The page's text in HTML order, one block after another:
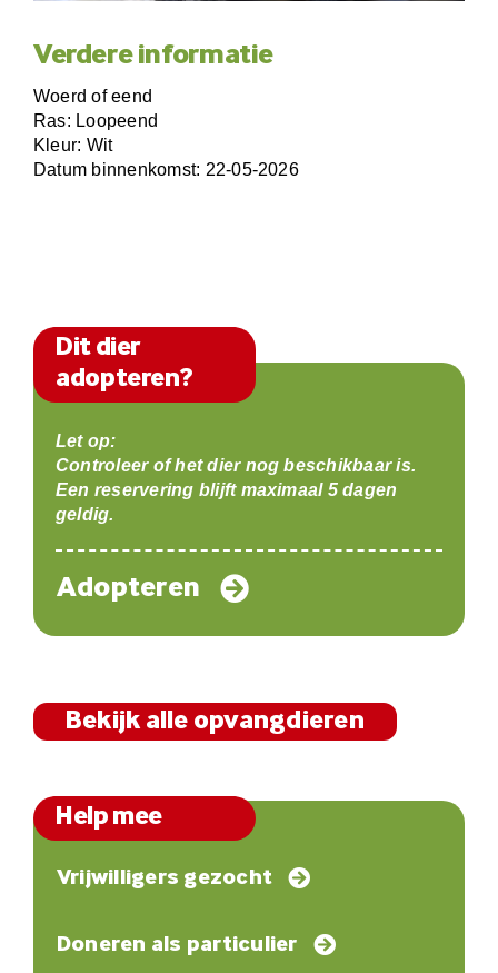
Verdere informatie
Woerd of eend
Ras: Loopeend
Kleur: Wit
Datum binnenkomst: 22-05-2026
Dit dier
adopteren?
Let op:
Controleer of het dier nog beschikbaar is.
Een reservering blijft maximaal 5 dagen
geldig.
Adopteren
Bekijk alle opvangdieren
Help mee
Vrijwilligers gezocht
Doneren als particulier